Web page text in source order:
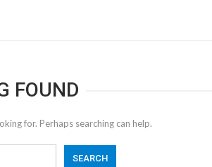
FOUND
for. Perhaps searching can help.